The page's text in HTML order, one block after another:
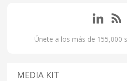
Únete a los más de 155,000
MEDIA KIT